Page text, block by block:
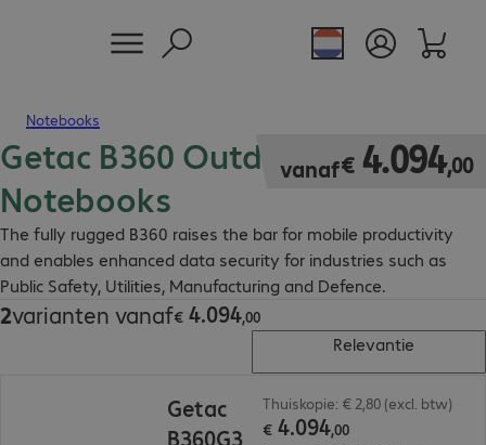
Notebooks
Getac B360 Outdoor Industrial
Notebooks
The fully rugged B360 raises the bar for mobile productivity
and enables enhanced data security for industries such as
Public Safety, Utilities, Manufacturing and Defence.
vanaf€ 4.094,00
€ 4.094,00
2varianten vanaf€ 4.094,00
€ 4.094,00
Relevantie
Getac
B360G3
Thuiskopie: € 2,80 (excl. btw)
€ 4.094,00